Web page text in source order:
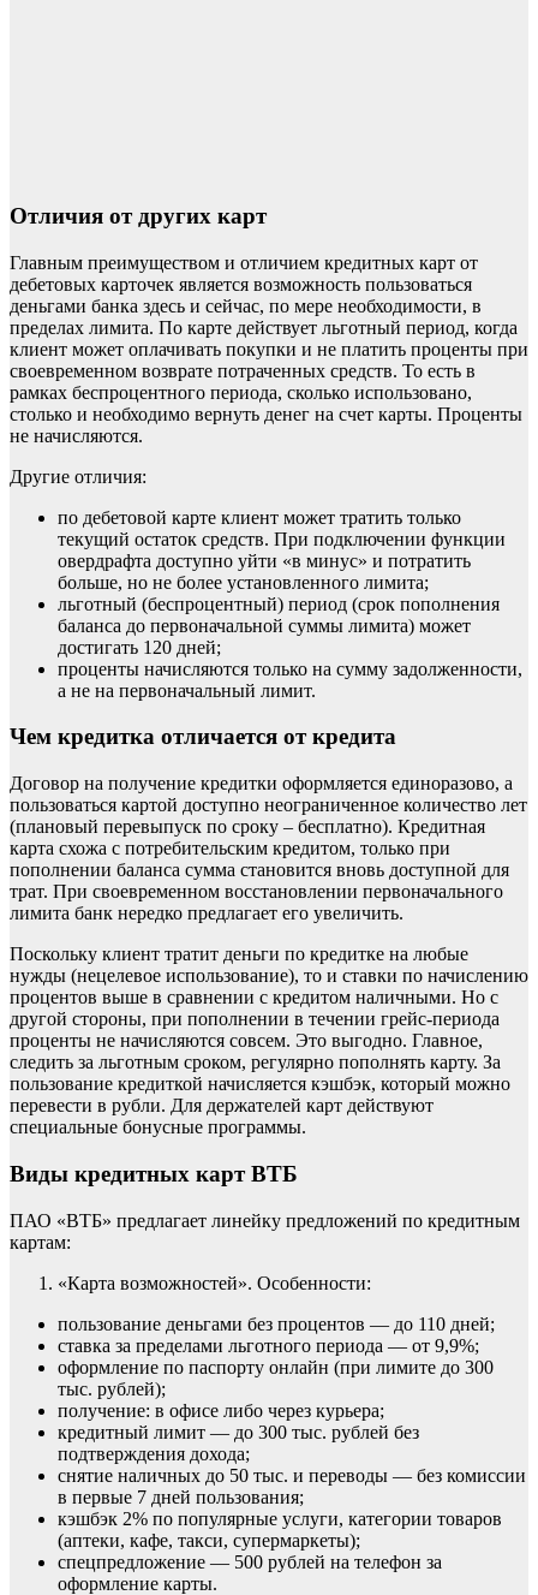
Отличия от других карт
Главным преимуществом и отличием кредитных карт от
дебетовых карточек является возможность пользоваться
деньгами банка здесь и сейчас, по мере необходимости, в
пределах лимита. По карте действует льготный период, когда
клиент может оплачивать покупки и не платить проценты при
своевременном возврате потраченных средств. То есть в
рамках беспроцентного периода, сколько использовано,
столько и необходимо вернуть денег на счет карты. Проценты
не начисляются.
Другие отличия:
по дебетовой карте клиент может тратить только
текущий остаток средств. При подключении функции
овердрафта доступно уйти «в минус» и потратить
больше, но не более установленного лимита;
льготный (беспроцентный) период (срок пополнения
баланса до первоначальной суммы лимита) может
достигать 120 дней;
проценты начисляются только на сумму задолженности,
а не на первоначальный лимит.
Чем кредитка отличается от кредита
Договор на получение кредитки оформляется единоразово, а
пользоваться картой доступно неограниченное количество лет
(плановый перевыпуск по сроку – бесплатно). Кредитная
карта схожа с потребительским кредитом, только при
пополнении баланса сумма становится вновь доступной для
трат. При своевременном восстановлении первоначального
лимита банк нередко предлагает его увеличить.
Поскольку клиент тратит деньги по кредитке на любые
нужды (нецелевое использование), то и ставки по начислению
процентов выше в сравнении с кредитом наличными. Но с
другой стороны, при пополнении в течении грейс-периода
проценты не начисляются совсем. Это выгодно. Главное,
следить за льготным сроком, регулярно пополнять карту. За
пользование кредиткой начисляется кэшбэк, который можно
перевести в рубли. Для держателей карт действуют
специальные бонусные программы.
Виды кредитных карт ВТБ
ПАО «ВТБ» предлагает линейку предложений по кредитным
картам:
«Карта возможностей». Особенности:
пользование деньгами без процентов — до 110 дней;
ставка за пределами льготного периода — от 9,9%;
оформление по паспорту онлайн (при лимите до 300
тыс. рублей);
получение: в офисе либо через курьера;
кредитный лимит — до 300 тыс. рублей без
подтверждения дохода;
снятие наличных до 50 тыс. и переводы — без комиссии
в первые 7 дней пользования;
кэшбэк 2% по популярные услуги, категории товаров
(аптеки, кафе, такси, супермаркеты);
спецпредложение — 500 рублей на телефон за
оформление карты.